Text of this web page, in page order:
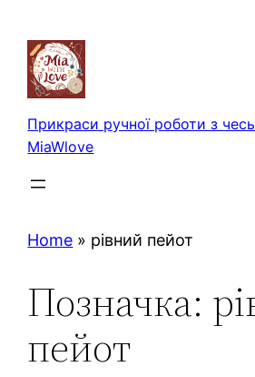
вмісту
Прикраси ручної роботи з
MiaWlove
Home » рівний пейот
Позначка:
пейот